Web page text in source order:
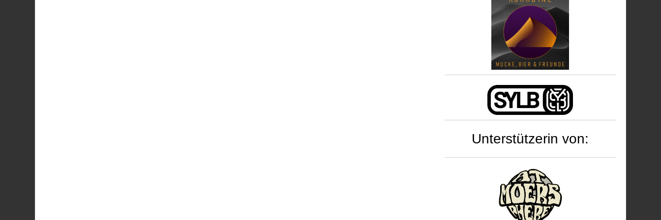
Unterstützerin von: